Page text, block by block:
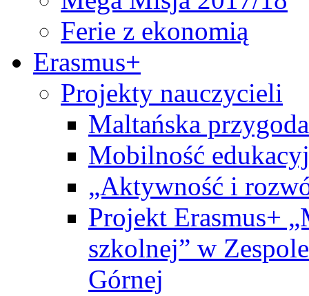
Ferie z ekonomią
Erasmus+
Projekty nauczycieli
Maltańska
Mobilność
„Aktywność i
Projekt Erasmus+
szkolnej” w
Górnej